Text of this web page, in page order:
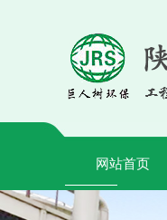
网站首页